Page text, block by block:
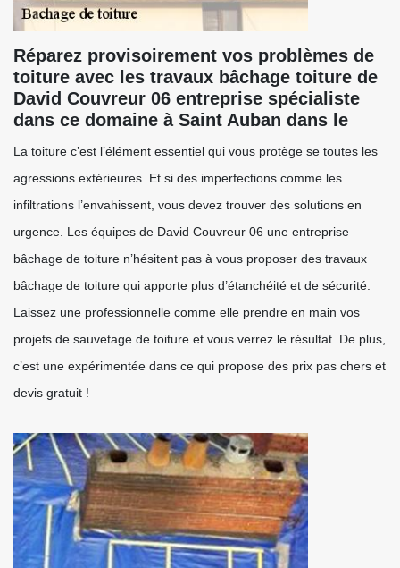
Réparez provisoirement vos problèmes de
toiture avec les travaux bâchage toiture de
David Couvreur 06 entreprise spécialiste
dans ce domaine à Saint Auban dans le
La toiture c’est l’élément essentiel qui vous protège se toutes les
agressions extérieures. Et si des imperfections comme les
infiltrations l’envahissent, vous devez trouver des solutions en
urgence. Les équipes de David Couvreur 06 une entreprise
bâchage de toiture n’hésitent pas à vous proposer des travaux
bâchage de toiture qui apporte plus d’étanchéité et de sécurité.
Laissez une professionnelle comme elle prendre en main vos
projets de sauvetage de toiture et vous verrez le résultat. De plus,
c’est une expérimentée dans ce qui propose des prix pas chers et
devis gratuit !